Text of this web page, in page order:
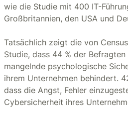
wie die Studie mit 400 IT-
Großbritannien, den USA und
Tatsächlich zeigt die von
Studie, dass 44 % der
mangelnde psychologische
ihrem Unternehmen behindert.
dass die Angst, Fehler
Cybersicherheit ihres